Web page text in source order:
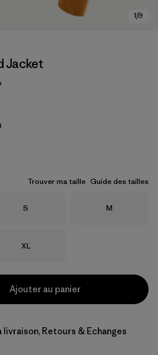
Jacket
Trouver ma taille Guide des tailles
Taille
S Taille
M
Taille
XL
Ajouter au panier
Retours & Echanges